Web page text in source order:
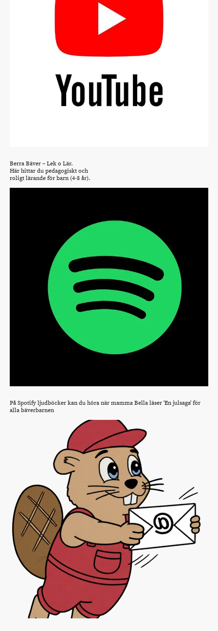
Berra Bäver – Lek o Lär.
Här hittar du pedagogiskt och
roligt lärande för barn (4-8 år).
På Spotify ljudböcker kan du höra när mamma Bella läser 'En julsaga' för
alla bäverbarnen